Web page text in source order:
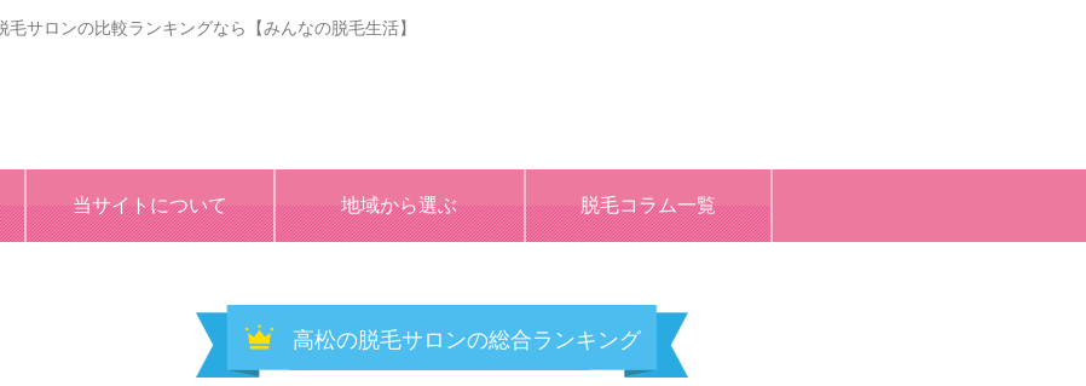
サロンの比較ランキングなら【みんなの脱毛生活】
当サイトについて 地域から選ぶ 脱毛コラム一覧
高松の脱毛サロンの総合ランキング